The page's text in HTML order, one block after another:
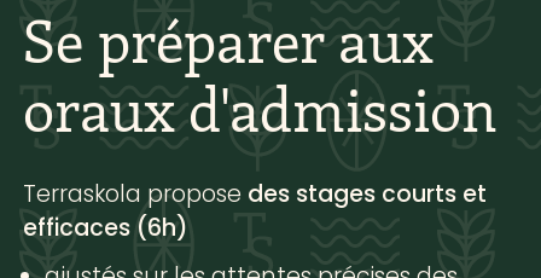
Se préparer aux
oraux d'admission
Terraskola propose des stages courts et
efficaces (6h)